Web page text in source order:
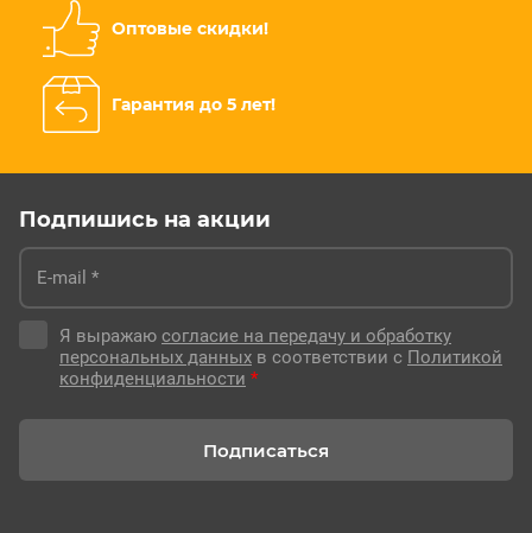
Оптовые скидки!
Гарантия до 5 лет!
Подпишись на акции
Я выражаю согласие на передачу и обработку
персональных данных в соответствии с Политикой
конфиденциальности *
Подписаться